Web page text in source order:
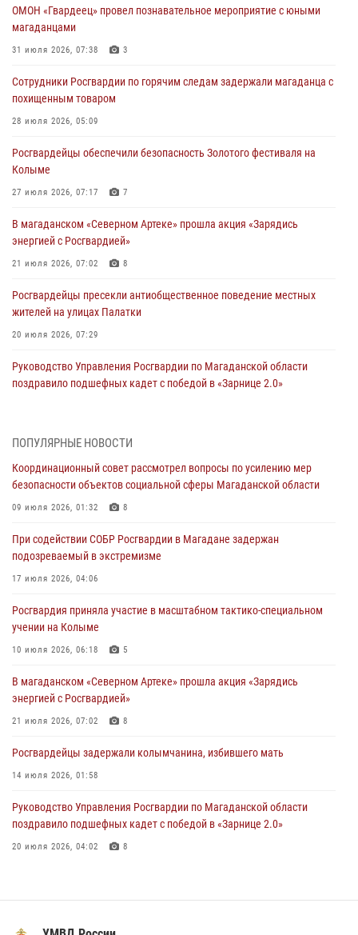
ОМОН «Гвардеец» провел познавательное мероприятие с юными
магаданцами
31 июля 2026, 07:38 3
Сотрудники Росгвардии по горячим следам задержали магаданца с
похищенным товаром
28 июля 2026, 05:09
Росгвардейцы обеспечили безопасность Золотого фестиваля на
Колыме
27 июля 2026, 07:17 7
В магаданском «Северном Артеке» прошла акция «Зарядись
энергией с Росгвардией»
21 июля 2026, 07:02 8
Росгвардейцы пресекли антиобщественное поведение местных
жителей на улицах Палатки
20 июля 2026, 07:29
Руководство Управления Росгвардии по Магаданской области
поздравило подшефных кадет с победой в «Зарнице 2.0»
При содействии СОБР Росгвардии в Магадане задержан
17 июля 2026, 04:06
«Каникулы с Росгвардией» продолжаются на Колыме
Начальник Главного штаба – первый заместитель директора
Росгвардии Герой России генерал-полковник Сергей Бойко
15 июля 2026, 06:21
Кинологический тандем из Магадана завоевал бронзу на
15 июля 2026, 04:34
ПОПУЛЯРНЫЕ НОВОСТИ
Координационный совет рассмотрел вопросы по усилению мер
безопасности объектов социальной сферы Магаданской области
09 июля 2026, 01:32 8
При содействии СОБР Росгвардии в Магадане задержан
подозреваемый в экстремизме
17 июля 2026, 04:06
Росгвардия приняла участие в масштабном тактико-специальном
учении на Колыме
10 июля 2026, 06:18 5
В магаданском «Северном Артеке» прошла акция «Зарядись
энергией с Росгвардией»
21 июля 2026, 07:02 8
Росгвардейцы задержали колымчанина, избившего мать
14 июля 2026, 01:58
Руководство Управления Росгвардии по Магаданской области
поздравило подшефных кадет с победой в «Зарнице 2.0»
20 июля 2026, 04:02 8